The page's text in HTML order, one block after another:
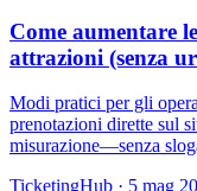
Come aumentare
attrazioni (senza
Modi pratici per gli
prenotazioni dirette sul
misurazione—senza
TicketingHub · 5 mag